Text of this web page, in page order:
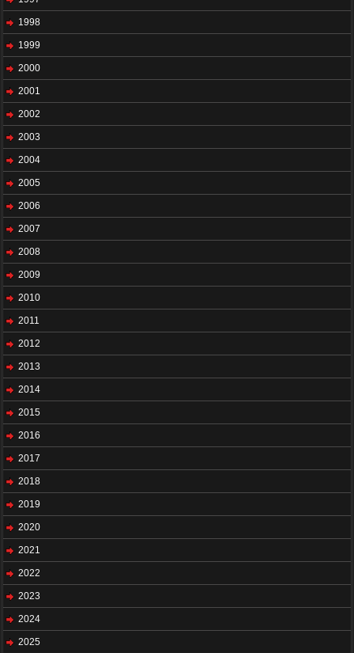
1998
1999
2000
2001
2002
2003
2004
2005
2006
2007
2008
2009
2010
2011
2012
2013
2014
2015
2016
2017
2018
2019
2020
2021
2022
2023
2024
2025